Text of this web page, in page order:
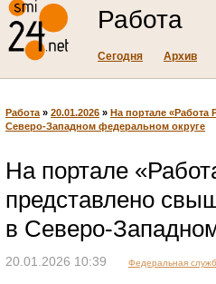
Работа
Сегодня Архив
Работа » 20.01.2026 » На портале «Работа
Северо-Западном федеральном округе
На портале
представлено
в Северо-
20.01.2026 10:39 Федеральная